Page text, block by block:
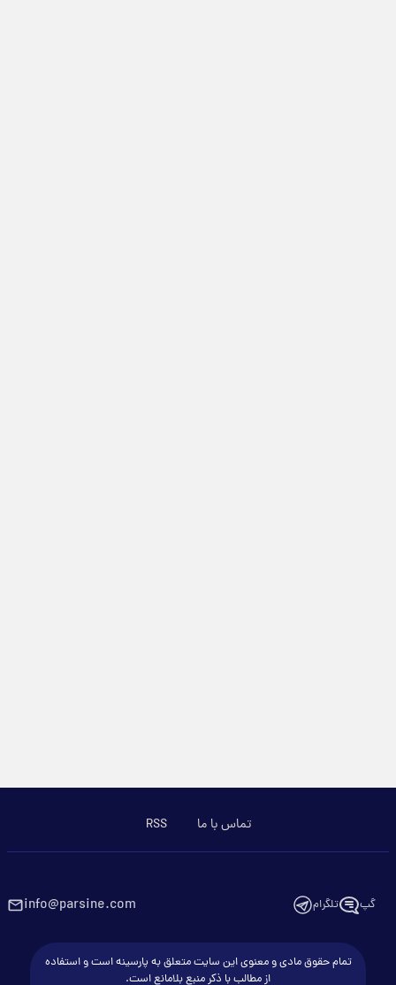
تماس با ما RSS
گپ تلگرام info@parsine.com
تمام حقوق مادی و معنوی این سایت متعلق به پارسینه است و استفاده
از مطالب با ذکر منبع بلامانع است.